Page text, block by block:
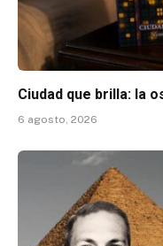
Ciudad que brilla: la
6 agosto, 2026